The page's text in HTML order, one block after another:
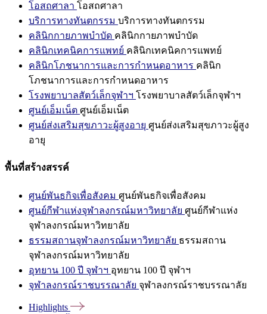
โอสถศาลา โอสถศาลา
บริการทางทันตกรรม บริการทางทันตกรรม
คลินิกกายภาพบำบัด คลินิกกายภาพบำบัด
คลินิกเทคนิคการแพทย์ คลินิกเทคนิคการแพทย์
คลินิกโภชนาการและการกำหนดอาหาร คลินิก
โภชนาการและการกำหนดอาหาร
โรงพยาบาลสัตว์เล็กจุฬาฯ โรงพยาบาลสัตว์เล็กจุฬาฯ
ศูนย์เอ็มเน็ต ศูนย์เอ็มเน็ต
ศูนย์ส่งเสริมสุขภาวะผู้สูงอายุ ศูนย์ส่งเสริมสุขภาวะผู้สูง
อายุ
พื้นที่สร้างสรรค์
ศูนย์พันธกิจเพื่อสังคม ศูนย์พันธกิจเพื่อสังคม
ศูนย์กีฬาแห่งจุฬาลงกรณ์มหาวิทยาลัย ศูนย์กีฬาแห่ง
จุฬาลงกรณ์มหาวิทยาลัย
ธรรมสถานจุฬาลงกรณ์มหาวิทยาลัย ธรรมสถาน
จุฬาลงกรณ์มหาวิทยาลัย
อุทยาน 100 ปี จุฬาฯ อุทยาน 100 ปี จุฬาฯ
จุฬาลงกรณ์ราชบรรณาลัย จุฬาลงกรณ์ราชบรรณาลัย
Highlights